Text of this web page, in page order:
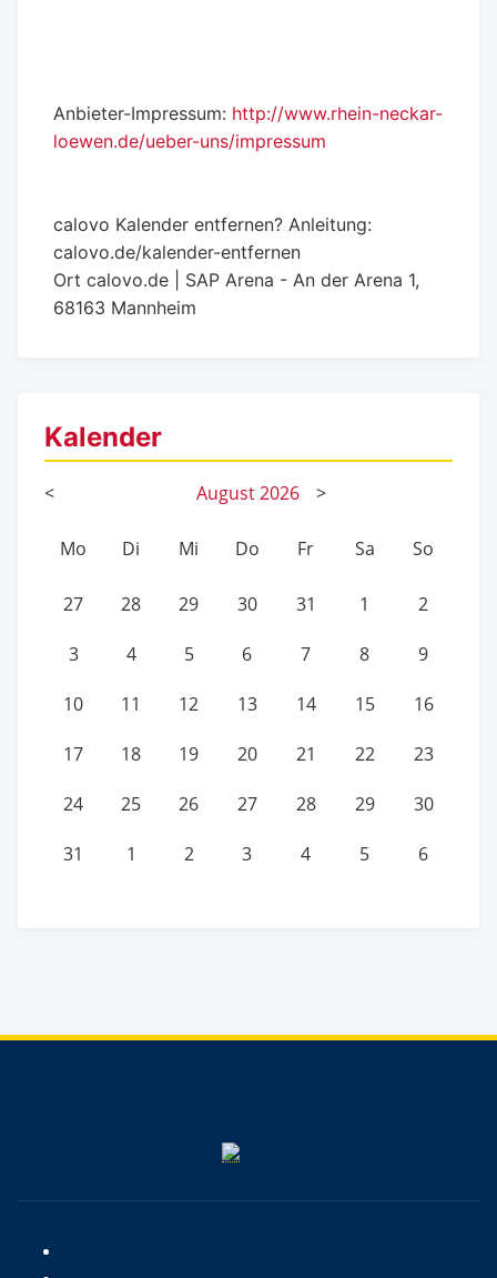
Anbieter-Impressum: http://www.rhein-neckar-
loewen.de/ueber-uns/impressum
calovo Kalender entfernen? Anleitung:
calovo.de/kalender-entfernen
Ort calovo.de | SAP Arena - An der Arena 1,
68163 Mannheim
Kalender
< August2026 >
Mo Di Mi Do Fr Sa So
27 28 29 30 31 1 2
3 4 5 6 7 8 9
10 11 12 13 14 15 16
17 18 19 20 21 22 23
24 25 26 27 28 29 30
31 1 2 3 4 5 6